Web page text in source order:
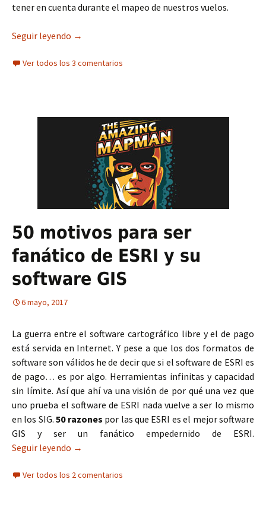
tener en cuenta durante el mapeo de nuestros vuelos.
Seguir leyendo Webinar gratuito Buenas prácticas con
→
Ver todos los 3 comentarios
50 motivos para ser
fanático de ESRI y su
software GIS
6 mayo, 2017
La guerra entre el software cartográfico libre y el de pago
está servida en Internet. Y pese a que los dos formatos de
software son válidos he de decir que si el software de ESRI es
de pago… es por algo. Herramientas infinitas y capacidad
sin límite. Así que ahí va una visión de por qué una vez que
uno prueba el software de ESRI nada vuelve a ser lo mismo
en los SIG.50 razones por las que ESRI es el mejor software
GIS y ser un fanático empedernido de ESRI.
Seguir leyendo 50 motivos para ser fanático de ESRI y su
→
Ver todos los 2 comentarios